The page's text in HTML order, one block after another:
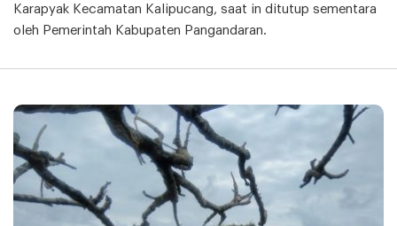
Karapyak Kecamatan Kalipucang, saat in ditutup sementara
oleh Pemerintah Kabupaten Pangandaran.